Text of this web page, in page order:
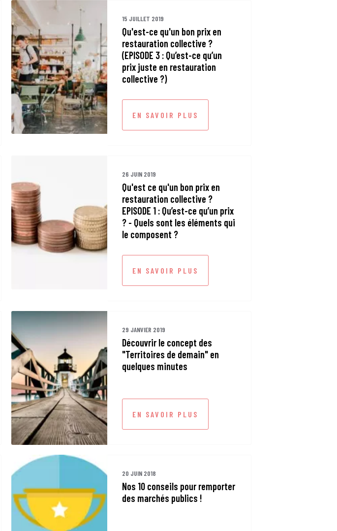
15 JUILLET 2019
Qu'est-ce qu'un bon prix en
restauration collective ?
(EPISODE 3 : Qu’est-ce qu’un
prix juste en restauration
collective ?)
EN SAVOIR PLUS
26 JUIN 2019
Qu'est ce qu'un bon prix en
restauration collective ?
EPISODE 1 : Qu’est-ce qu’un prix
? - Quels sont les éléments qui
le composent ?
EN SAVOIR PLUS
29 JANVIER 2019
Découvrir le concept des
"Territoires de demain" en
quelques minutes
EN SAVOIR PLUS
20 JUIN 2018
Nos 10 conseils pour remporter
des marchés publics !